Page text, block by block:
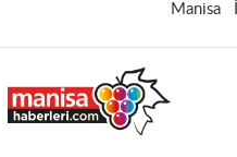
Manisa